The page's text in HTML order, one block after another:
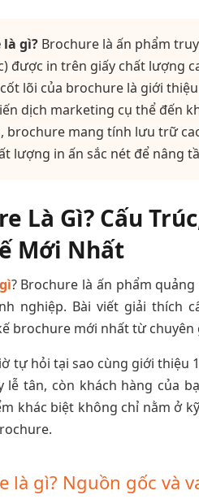
là gì? Brochure là ấn phẩm
được in trên giấy chất lượng
lõi của brochure là giới
dịch marketing cụ thể đến
brochure mang tính lưu trữ
lượng in ấn sắc nét để nâng
Là Gì? Cấu
Mới Nhất
? Brochure là ấn phẩm
nghiệp. Bài viết giải thích
brochure mới nhất từ chuyên
tự hỏi tại sao cùng giới thiệu
lễ tân, còn khách hàng của
khác biệt không chỉ nằm ở
là gì? Nguồn gốc và